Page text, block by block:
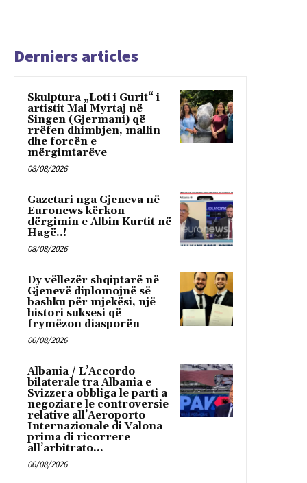
Derniers articles
Skulptura „Loti i Gurit“ i
artistit Mal Myrtaj në
Singen (Gjermani) që
rrëfen dhimbjen, mallin
dhe forcën e
mërgimtarëve
08/08/2026
Gazetari nga Gjeneva në
Euronews kërkon
dërgimin e Albin Kurtit në
Hagë..!
08/08/2026
Dy vëllezër shqiptarë në
Gjenevë diplomojnë së
bashku për mjekësi, një
histori suksesi që
frymëzon diasporën
06/08/2026
Albania / L’Accordo
bilaterale tra Albania e
Svizzera obbliga le parti a
negoziare le controversie
relative all’Aeroporto
Internazionale di Valona
prima di ricorrere
all’arbitrato...
06/08/2026